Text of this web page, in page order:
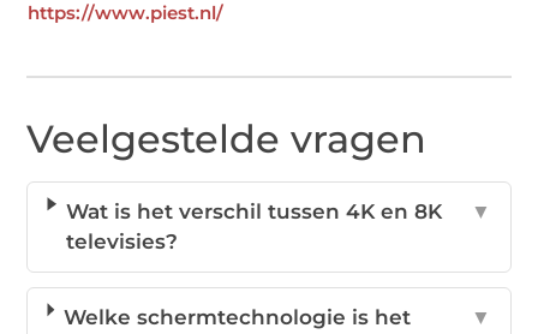
https://www.piest.nl/
Veelgestelde vragen
Wat is het verschil tussen 4K en 8K
televisies?
▼
Welke schermtechnologie is het
▼